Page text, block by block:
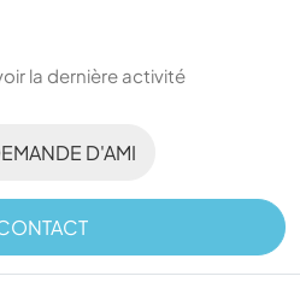
la dernière activité
D'AMI